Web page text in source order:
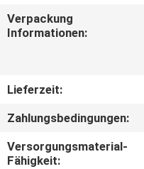
TRETEN
MIT
IN
VERBINDUNG
Verpackung
Informationen:
Lieferzeit:
Zahlungsbedingungen:
Versorgungsmaterial-
Fähigkeit: